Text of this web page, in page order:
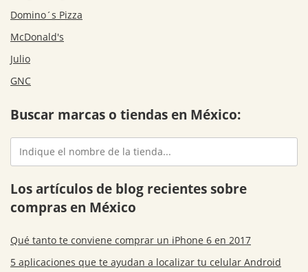
Domino´s Pizza
McDonald's
Julio
GNC
Buscar marcas o tiendas en México:
Los artículos de blog recientes sobre
compras en México
Qué tanto te conviene comprar un iPhone 6 en 2017
5 aplicaciones que te ayudan a localizar tu celular Android